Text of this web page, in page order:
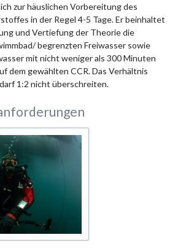
zur häuslichen Vorbereitung des
in der Regel 4-5 Tage. Er beinhaltet
und Vertiefung der Theorie die
begrenzten Freiwasser sowie
mit nicht weniger als 300 Minuten
dem gewählten CCR. Das Verhältnis
1:2 nicht überschreiten.